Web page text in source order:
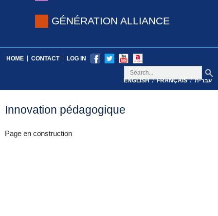
GÉNÉRATION ALLIANCE
HOME | CONTACT | LOG IN
ENGLISH / FRANÇAIS / עברית
Innovation pédagogique
Page en construction